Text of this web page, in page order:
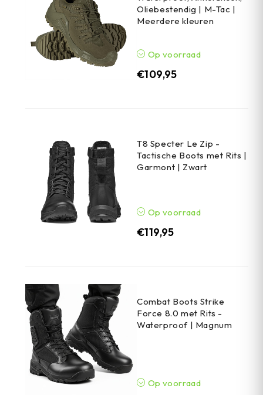
Oliebestendig | M-Tac |
Meerdere kleuren
Op voorraad
€109,95
T8 Specter Le Zip -
Tactische Boots met Rits |
Garmont | Zwart
Op voorraad
€119,95
Combat Boots Strike
Force 8.0 met Rits -
Waterproof | Magnum
Op voorraad